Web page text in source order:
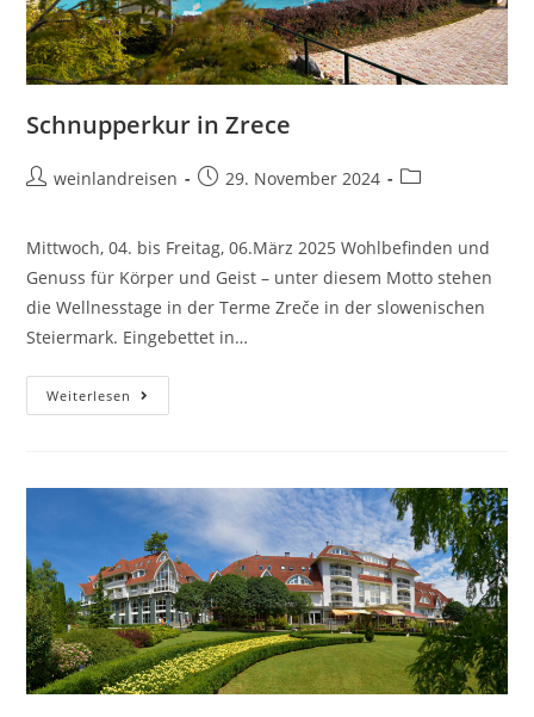
Schnupperkur in Zrece
weinlandreisen 29. November 2024
Mittwoch, 04. bis Freitag, 06.März 2025 Wohlbefinden und
Genuss für Körper und Geist – unter diesem Motto stehen
die Wellnesstage in der Terme Zreče in der slowenischen
Steiermark. Eingebettet in…
Weiterlesen